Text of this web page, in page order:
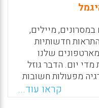
מיילים,
חדשותיות
שלנו
יום. הדבר גוזל
מפעולות חשובות
בהישגי התלמידים
והאיתותים,
קראו עוד...